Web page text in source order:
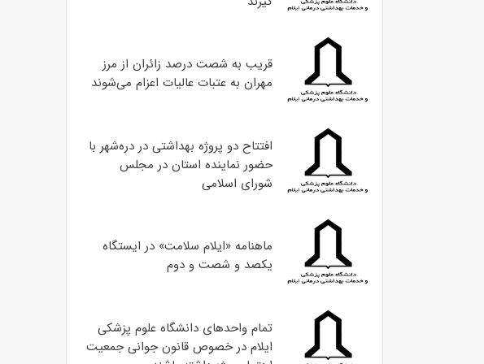
قریب به شصت درصد زائران از مرز
مهران به عتبات عالیات اعزام می‌شوند
افتتاح دو پروژه بهداشتی در دره‌شهر با
حضور نماینده استان در مجلس
شورای اسلامی
ماهنامه «ایلام سلامت» در ایستگاه
یکصد و شصت و دوم
تمام واحدهای دانشگاه علوم پزشکی
ایلام در خصوص قانون جوانی جمعیت